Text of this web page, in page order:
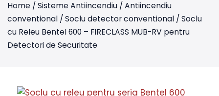
Home / Sisteme Antiincendiu / Antiincendiu
conventional / Soclu detector conventional / Soclu
cu Releu Bentel 600 – FIRECLASS MUB-RV pentru
Detectori de Securitate